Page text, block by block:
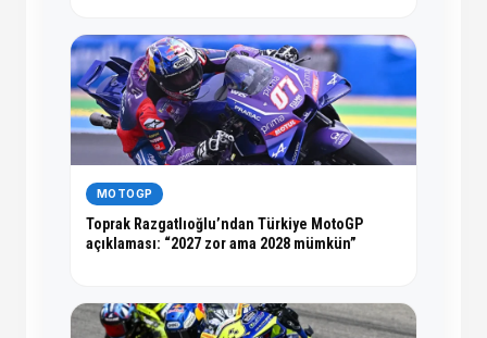
MOTOGP
Toprak Razgatlıoğlu’ndan Türkiye MotoGP
açıklaması: “2027 zor ama 2028 mümkün”